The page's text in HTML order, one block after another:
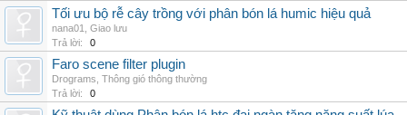
Tối ưu bộ rễ cây trồng với phân bón lá humic hiệu quả
nana01
Giao lưu
Trả lời:
0
Faro scene filter plugin
Drograms Thông gió thông thường
Trả lời:
0